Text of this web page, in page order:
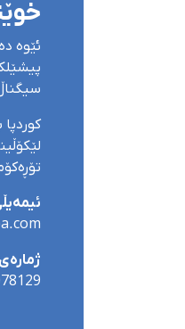
ئێوە